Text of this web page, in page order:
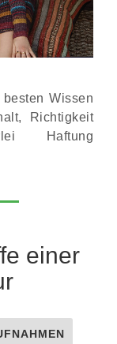
Wissen
Richtigkeit
Haftung
einer